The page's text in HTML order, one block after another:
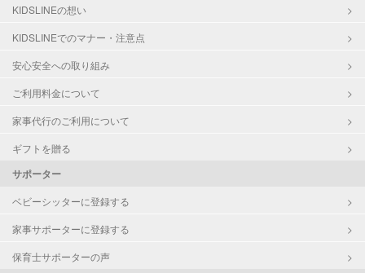
KIDSLINEの想い
KIDSLINEでのマナー・注意点
安心安全への取り組み
ご利用料金について
家事代行のご利用について
ギフトを贈る
サポーター
ベビーシッターに登録する
家事サポーターに登録する
保育士サポーターの声